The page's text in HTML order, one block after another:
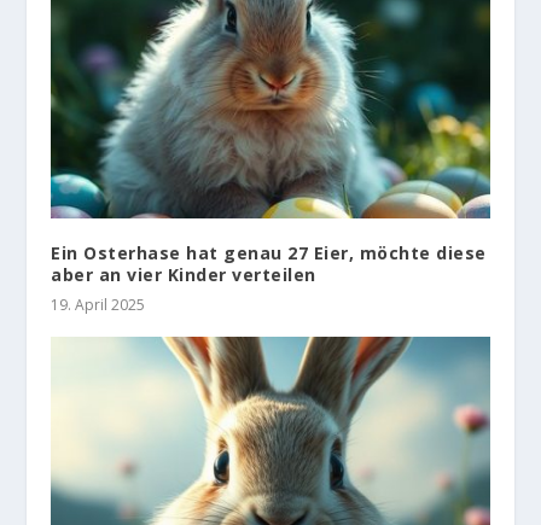
Ein Osterhase hat genau 27 Eier, möchte diese
aber an vier Kinder verteilen
19. April 2025